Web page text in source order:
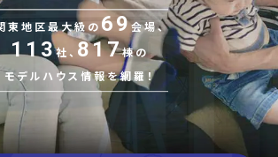
東地区最大級の 69会場、
113社、 817棟の
モデルハウス情報を網羅！